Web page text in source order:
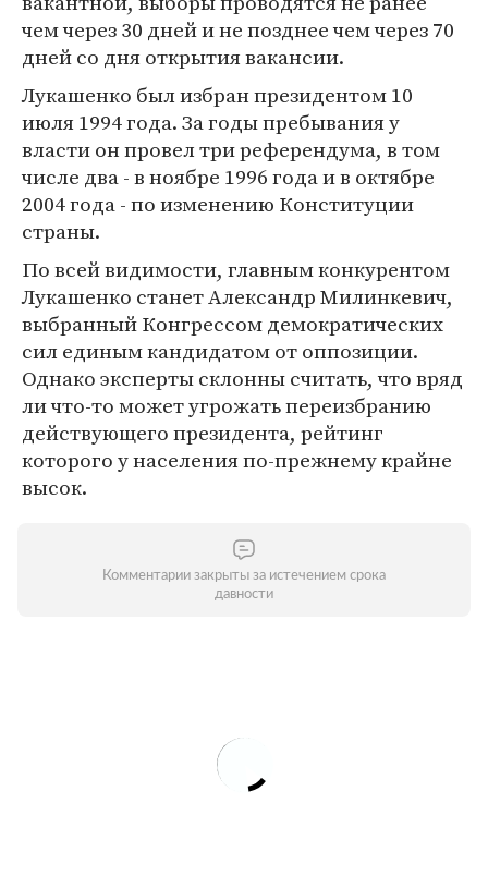
чем через 30 дней и не позднее чем через 70
дней со дня открытия вакансии.
Лукашенко был избран президентом 10
июля 1994 года. За годы пребывания у
власти он провел три референдума, в том
числе два - в ноябре 1996 года и в октябре
2004 года - по изменению Конституции
страны.
По всей видимости, главным конкурентом
Лукашенко станет Александр Милинкевич,
выбранный Конгрессом демократических
сил единым кандидатом от оппозиции.
Однако эксперты склонны считать, что вряд
ли что-то может угрожать переизбранию
действующего президента, рейтинг
которого у населения по-прежнему крайне
высок.
Комментарии закрыты за истечением срока
давности